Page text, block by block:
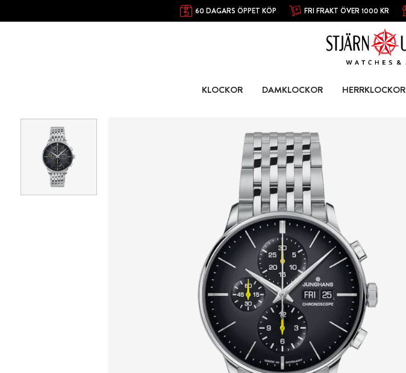
60 DAGARS ÖPPET KÖP FRI FRAKT ÖVER 1000 KR
KLOCKOR DAMKLOCKOR HERRKLOCKOR